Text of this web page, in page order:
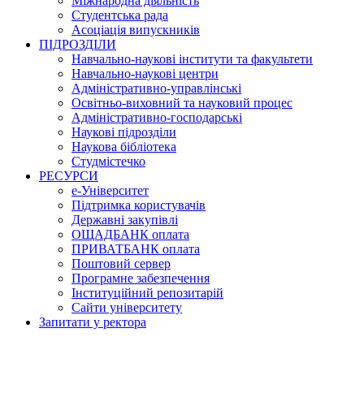
Студентська рада
Асоціація випускників
ПІДРОЗДІЛИ
Навчально-наукові інститути та факультети
Навчально-наукові центри
Адміністративно-управлінські
Освітньо-виховний та науковий процес
Адміністративно-господарські
Наукові підрозділи
Наукова бібліотека
Студмістечко
РЕСУРСИ
е-Університет
Підтримка користувачів
Державні закупівлі
ОЩАДБАНК оплата
ПРИВАТБАНК оплата
Поштовий сервер
Програмне забезпечення
Інституційний репозитарій
Сайти університету
Запитати у ректора